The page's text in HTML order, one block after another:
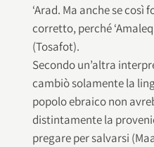
‘Arad. Ma anche se così
corretto, perché
(Tosafot).
Secondo un’altra
cambiò solamente la
popolo ebraico non
distintamente la
pregare per salvarsi